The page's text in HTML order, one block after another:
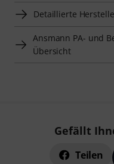
Detaillierte
Ansmann PA- und
Übersicht
Gefällt
Teilen